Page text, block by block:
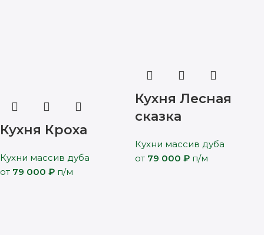
Кухня Кроха
Кухни массив дуба
от 79 000 ₽ п/м
Кухня Лесная
сказка
Кухни массив дуба
от 79 000 ₽ п/м